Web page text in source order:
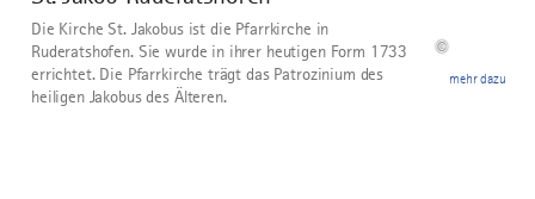
©
Die Kirche St. Jakobus ist die Pfarrkirche in
Ruderatshofen. Sie wurde in ihrer heutigen Form 1733
errichtet. Die Pfarrkirche trägt das Patrozinium des
heiligen Jakobus des Älteren.
mehr dazu